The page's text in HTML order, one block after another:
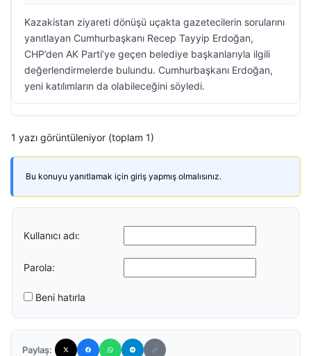
Kazakistan ziyareti dönüşü uçakta gazetecilerin sorularını
yanıtlayan Cumhurbaşkanı Recep Tayyip Erdoğan,
CHP’den AK Parti’ye geçen belediye başkanlarıyla ilgili
değerlendirmelerde bulundu. Cumhurbaşkanı Erdoğan,
yeni katılımların da olabileceğini söyledi.
1 yazı görüntüleniyor (toplam 1)
Bu konuyu yanıtlamak için giriş yapmış olmalısınız.
Kullanıcı adı:
Parola:
Beni hatırla
Paylaş: